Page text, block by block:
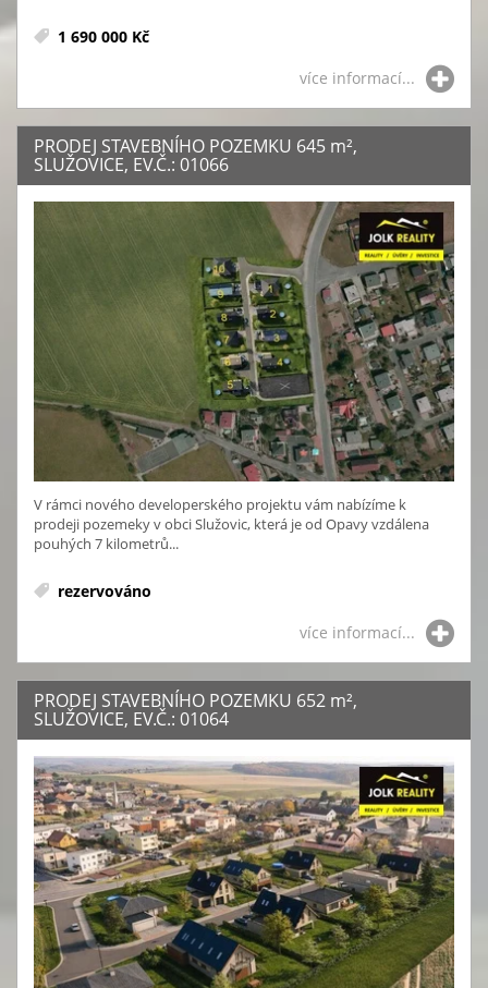
1 690 000 Kč
více informací...
PRODEJ STAVEBNÍHO POZEMKU 645 m²,
SLUŽOVICE, EV.Č.: 01066
V rámci nového developerského projektu vám nabízíme k
prodeji pozemeky v obci Služovic, která je od Opavy vzdálena
pouhých 7 kilometrů...
rezervováno
více informací...
PRODEJ STAVEBNÍHO POZEMKU 652 m²,
SLUŽOVICE, EV.Č.: 01064